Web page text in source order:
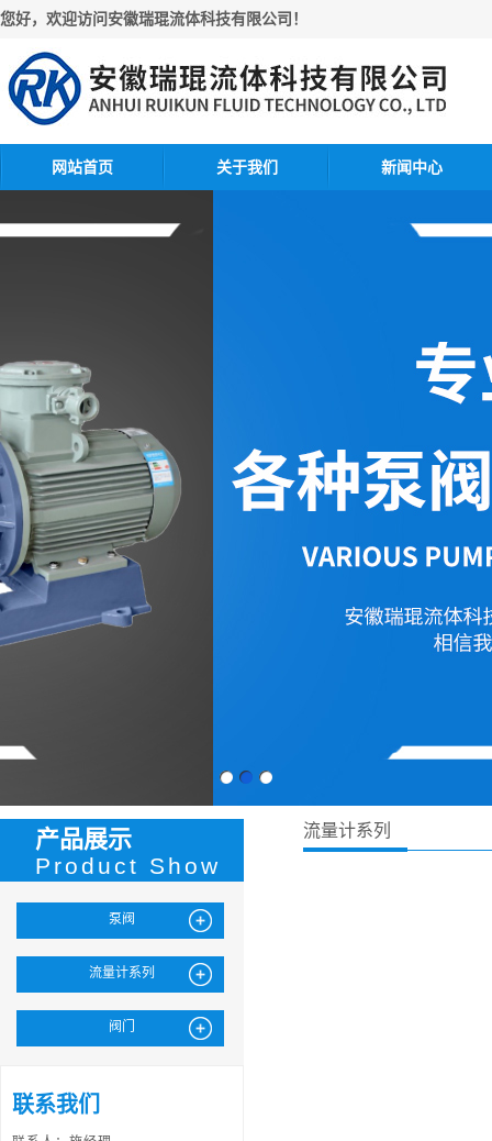
您好，欢迎访问安徽瑞琨流体科技有限公司！
网站首页 关于我们 新闻中心
产品展示
Product Show
泵阀
流量计系列
阀门
联系我们
流量计系列